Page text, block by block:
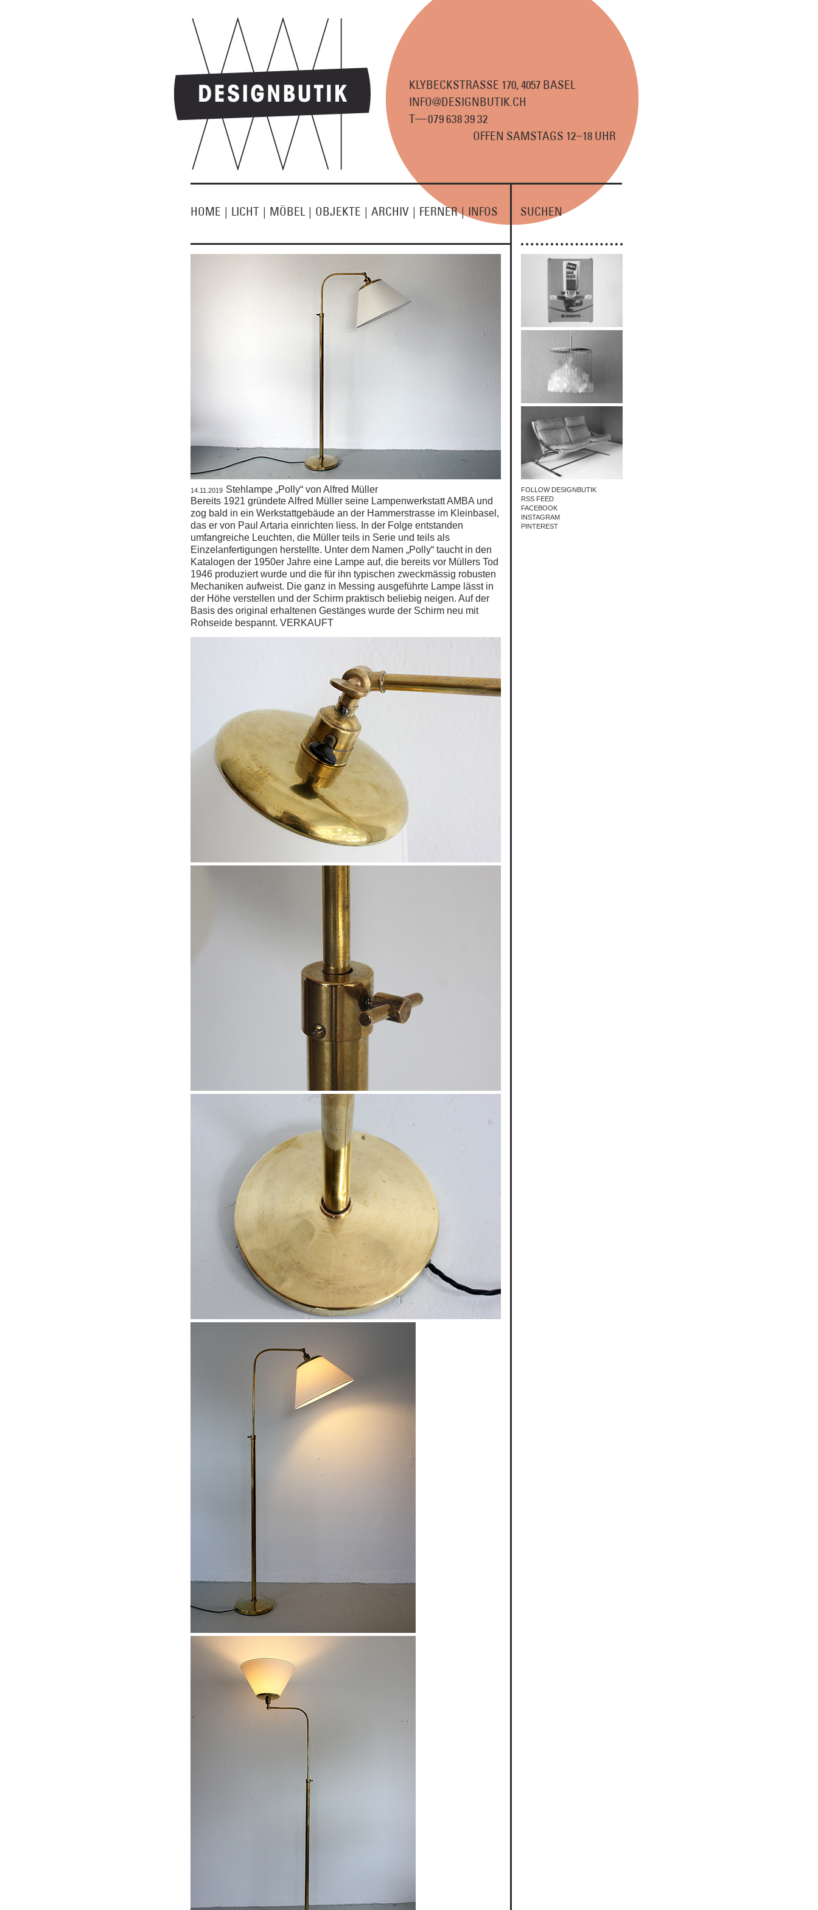
KLYBECKSTRASSE 170, 4057 BASEL
INFO@DESIGNBUTIK.CH
T—0796383932
OFFEN SAMSTAGS 12–18 UHR
HOME | LICHT | MÖBEL | OBJEKTE | ARCHIV | FERNER | INFOS SUCHEN
FOLLOW DESIGNBUTIK
RSS FEED
FACEBOOK
INSTAGRAM
PINTEREST
14.11.2019 Stehlampe „Polly“ von Alfred Müller
Bereits 1921 gründete Alfred Müller seine Lampenwerkstatt AMBA und
zog bald in ein Werkstattgebäude an der Hammerstrasse im Kleinbasel,
das er von Paul Artaria einrichten liess. In der Folge entstanden
umfangreiche Leuchten, die Müller teils in Serie und teils als
Einzelanfertigungen herstellte. Unter dem Namen „Polly“ taucht in den
Katalogen der 1950er Jahre eine Lampe auf, die bereits vor Müllers Tod
1946 produziert wurde und die für ihn typischen zweckmässig robusten
Mechaniken aufweist. Die ganz in Messing ausgeführte Lampe lässt in
der Höhe verstellen und der Schirm praktisch beliebig neigen. Auf der
Basis des original erhaltenen Gestänges wurde der Schirm neu mit
Rohseide bespannt. VERKAUFT